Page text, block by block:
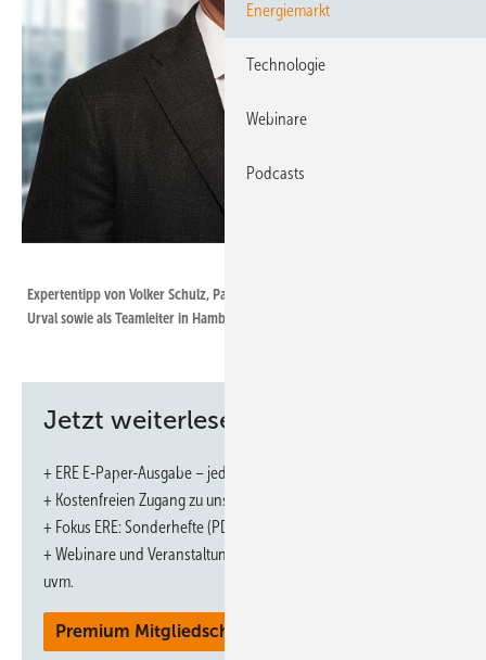
Expertentipp von Volker Schulz, Partner & Director von Mercuri
Urval sowie als Team­leiter in Hamburg tätig
Neubesetzungen sollten anhand eines klaren Stellen-
und Persönlichkeitsprofils erfolgen. Diese Vorarbeit
lohnt sich.
Vorstände. Selbst der Branchenverband der Executive-­Search-
Beratungen geht davon aus, dass fast jeder zweite Manager nach
Jetzt weiterlesen und profitieren.
+ ERE E-Paper-Ausgabe – jeden Monat neu
+ Kostenfreien Zugang zu unserem Online-Archiv
+ Fokus ERE: Sonderhefte (PDF)
+ Webinare und Veranstaltungen mit Rabatten
uvm.
Premium Mitgliedschaft
Energiemarkt
Technologie
Webinare
Podcasts